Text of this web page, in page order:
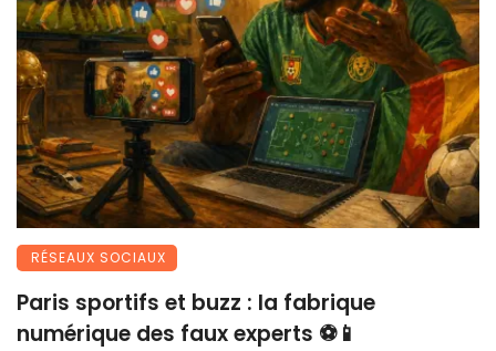
RÉSEAUX SOCIAUX
Paris sportifs et buzz : la fabrique
numérique des faux experts ⚽📱